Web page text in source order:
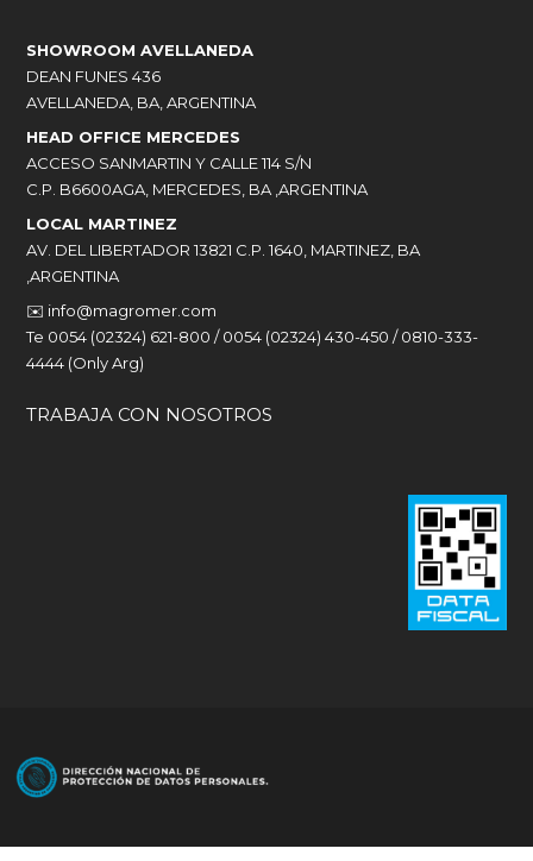
SHOWROOM AVELLANEDA
DEAN FUNES 436
AVELLANEDA, BA, ARGENTINA
HEAD OFFICE MERCEDES
ACCESO SANMARTIN Y CALLE 114 S/N
C.P. B6600AGA, MERCEDES, BA ,ARGENTINA
LOCAL MARTINEZ
AV. DEL LIBERTADOR 13821 C.P. 1640, MARTINEZ, BA
,ARGENTINA
✉️ info@magromer.com
Te 0054 (02324) 621-800 / 0054 (02324) 430-450 / 0810-333-
4444 (Only Arg)
TRABAJA CON NOSOTROS